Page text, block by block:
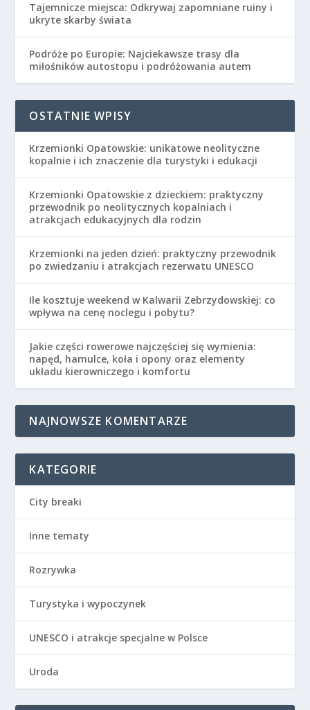
Tajemnicze miejsca: Odkrywaj zapomniane ruiny i
ukryte skarby świata
Podróże po Europie: Najciekawsze trasy dla
miłośników autostopu i podróżowania autem
OSTATNIE WPISY
Krzemionki Opatowskie: unikatowe neolityczne
kopalnie i ich znaczenie dla turystyki i edukacji
Krzemionki Opatowskie z dzieckiem: praktyczny
przewodnik po neolitycznych kopalniach i
atrakcjach edukacyjnych dla rodzin
Krzemionki na jeden dzień: praktyczny przewodnik
po zwiedzaniu i atrakcjach rezerwatu UNESCO
Ile kosztuje weekend w Kalwarii Zebrzydowskiej: co
wpływa na cenę noclegu i pobytu?
Jakie części rowerowe najczęściej się wymienia:
napęd, hamulce, koła i opony oraz elementy
układu kierowniczego i komfortu
NAJNOWSZE KOMENTARZE
KATEGORIE
City breaki
Inne tematy
Rozrywka
Turystyka i wypoczynek
UNESCO i atrakcje specjalne w Polsce
Uroda